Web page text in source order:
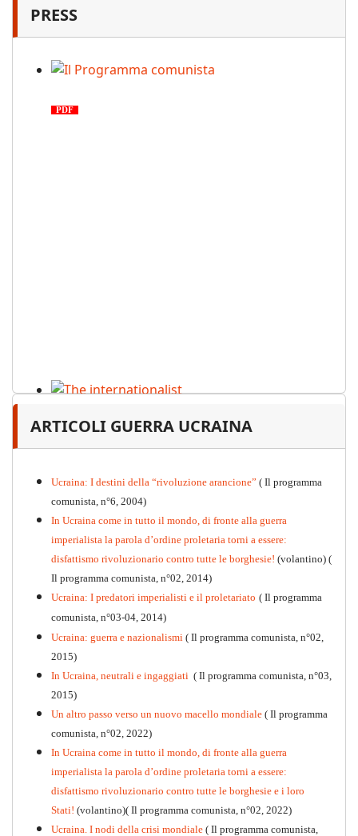
PRESS
PDF
PDF n.12, 2026
Kommunistisches Programm
PDF n°10 - 2026
ARTICOLI GUERRA UCRAINA
Ucraina: I destini della “rivoluzione arancione” ( Il programma
comunista, n°6, 2004)
In Ucraina come in tutto il mondo, di fronte alla guerra
imperialista la parola d’ordine proletaria torni a essere:
disfattismo rivoluzionario contro tutte le borghesie! (volantino) (
Il programma comunista, n°02, 2014)
Ucraina: I predatori imperialisti e il proletariato ( Il programma
comunista, n°03-04, 2014)
Ucraina: guerra e nazionalismi ( Il programma comunista, n°02,
2015)
In Ucraina, neutrali e ingaggiati ( Il programma comunista, n°03,
2015)
Un altro passo verso un nuovo macello mondiale ( Il programma
comunista, n°02, 2022)
In Ucraina come in tutto il mondo, di fronte alla guerra
imperialista la parola d’ordine proletaria torni a essere:
disfattismo rivoluzionario contro tutte le borghesie e i loro
Stati! (volantino)( Il programma comunista, n°02, 2022)
Ucraina. I nodi della crisi mondiale ( Il programma comunista,